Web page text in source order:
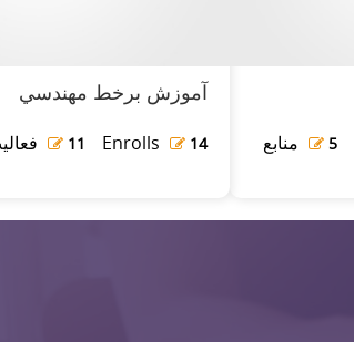
5 منابع
آموزش برخط مهندسي
14
Enrolls
11